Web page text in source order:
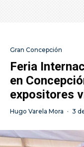
Gran Concepción
Feria
en
expositores
Hugo Varela Mora · 3